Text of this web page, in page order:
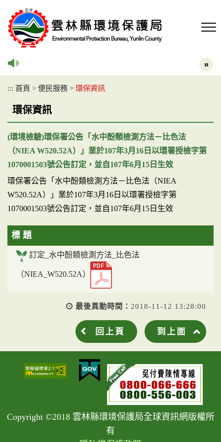
::: 首頁 > 便民服務 > 環保資訊
環保資訊
(環境檢驗)環保署公告「水中酚類檢測方法－比色法
（NIEA W520.52A）」業於107年3月16日以環署授檢字第
1070001503號公告訂定，並自107年6月15日生效
環保署公告「水中酚類檢測方法－比色法（NIEA
W520.52A）」業於107年3月16日以環署授檢字第
1070001503號公告訂定，並自107年6月15日生效
標 題
訂定_水中酚類檢測方法_比色法
（NIEA_W520.52A）
最後異動時間： 2018-11-12 13:28:00
回上頁 到上面
Copyright ©2018 雲林縣環境保護局全球資訊網版權所
有